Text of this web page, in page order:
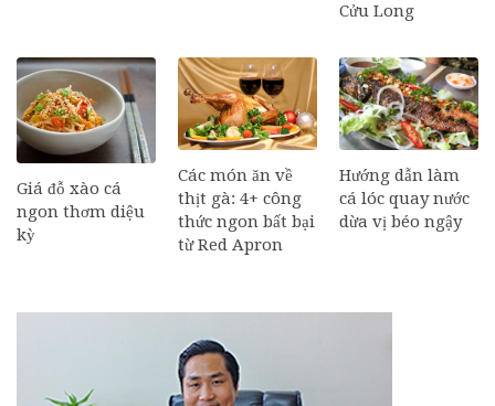
Cửu Long
Giá đỗ xào cá
ngon thơm diệu
kỳ
Các món ăn về
thịt gà: 4+ công
thức ngon bất bại
từ Red Apron
Hướng dẫn làm
cá lóc quay nước
dừa vị béo ngậy